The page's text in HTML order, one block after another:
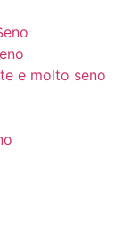
e molto seno